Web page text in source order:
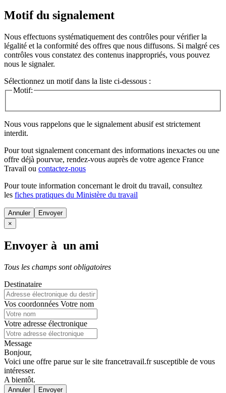
Motif du signalement
Nous effectuons systématiquement des contrôles pour vérifier la
légalité et la conformité des offres que nous diffusons. Si malgré ces
contrôles vous constatez des contenus inappropriés, vous pouvez
nous le signaler.
Sélectionnez un motif dans la liste ci-dessous :
Motif:
Nous vous rappelons que le signalement abusif est strictement
interdit.
Pour tout signalement concernant des informations inexactes ou une
offre déjà pourvue, rendez-vous auprès de votre agence France
Travail ou contactez-nous
Pour toute information concernant le droit du travail, consultez
les fiches pratiques du Ministère du travail
Annuler
×
Envoyer à un ami
Tous les champs sont obligatoires
Destinataire
Vos coordonnées Votre nom
Votre adresse électronique
Message
Bonjour,
Voici une offre parue sur le site francetravail.fr susceptible de vous
intéresser.
A bientôt.
Annuler